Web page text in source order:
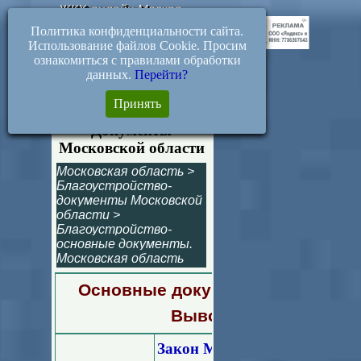
ЖКХ-онлайн.Москва
Благоустройство
территорий.
Документы
Московской области
Московская область >
Благоустройство-
документы Московской
области >
Благоустройство-
основные документы.
Московская область
Основные документы по
Вывоз ТБО.
Закон Московской области
Политика конфиденциальности сайта.
Использование файлов Cookie. Просим
ознакомиться с правилами обработки
данных. Перейти?
Принять